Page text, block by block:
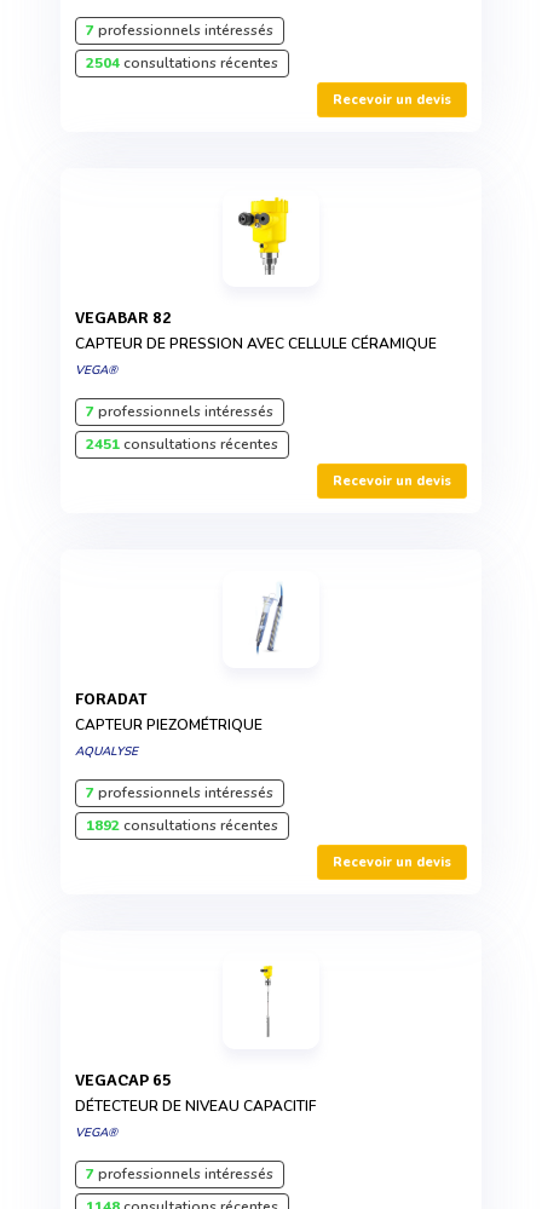
7professionnels intéressés
2504consultations récentes
Recevoir un devis
VEGABAR 82
CAPTEUR DE PRESSION AVEC CELLULE CÉRAMIQUE
VEGA®
7professionnels intéressés
2451consultations récentes
Recevoir un devis
FORADAT
CAPTEUR PIEZOMÉTRIQUE
AQUALYSE
7professionnels intéressés
1892consultations récentes
Recevoir un devis
VEGACAP 65
DÉTECTEUR DE NIVEAU CAPACITIF
VEGA®
7professionnels intéressés